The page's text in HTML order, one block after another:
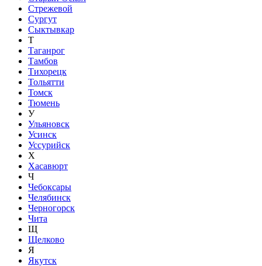
Стрежевой
Сургут
Сыктывкар
Т
Таганрог
Тамбов
Тихорецк
Тольятти
Томск
Тюмень
У
Ульяновск
Усинск
Уссурийск
Х
Хасавюрт
Ч
Чебоксары
Челябинск
Черногорск
Чита
Щ
Щелково
Я
Якутск